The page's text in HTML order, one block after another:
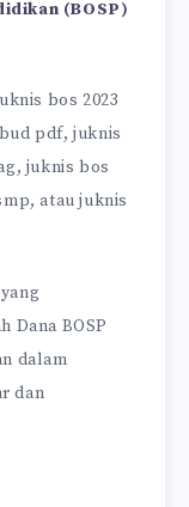
(BOSP)
bos 2023
pdf, juknis
juknis bos
atau juknis
Dana BOSP
dalam
dan